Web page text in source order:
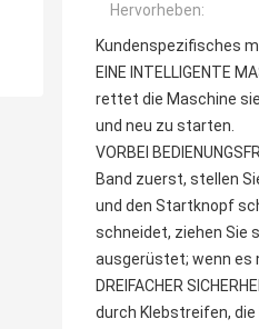
Hervorheben:
Kundenspezifisches
EINE INTELLIGENTE
rettet die Maschine
und neu zu starten.
VORBEI
Band zuerst, stellen
und den Startknopf
schneidet, ziehen Sie
ausgerüstet; wenn es
DREIFACHER
durch Klebstreifen,